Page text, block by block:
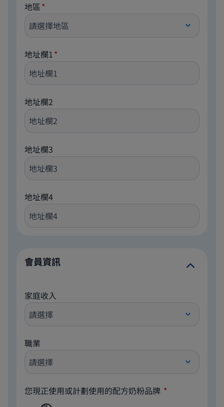
地區
地址欄1
地址欄2
地址欄3
地址欄4
會員資訊
家庭收入
職業
您現正使用或計劃使用的配方奶粉品牌